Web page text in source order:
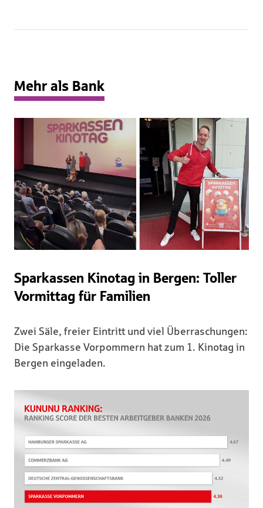
Mehr als Bank
Sparkassen Kinotag in Bergen: Toller
Vormittag für Familien
Zwei Säle, freier Eintritt und viel Überraschungen:
Die Sparkasse Vorpommern hat zum 1. Kinotag in
Bergen eingeladen.